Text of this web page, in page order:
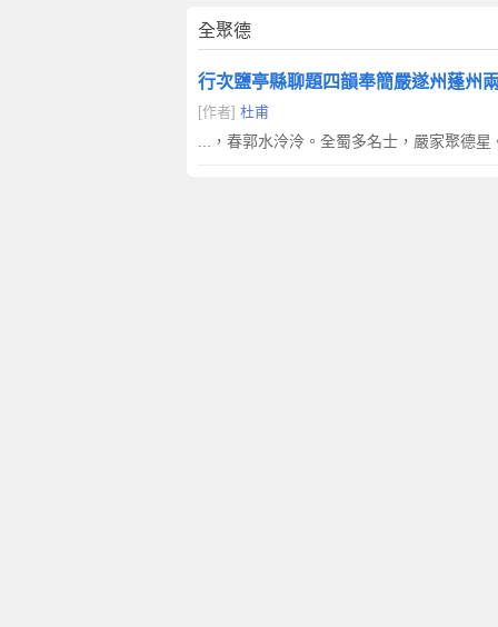
全聚德
行次鹽亭縣聊題四韻奉簡嚴遂州蓬州
[作者] 杜甫
...，春郭水泠泠。全蜀多名士，嚴家聚德